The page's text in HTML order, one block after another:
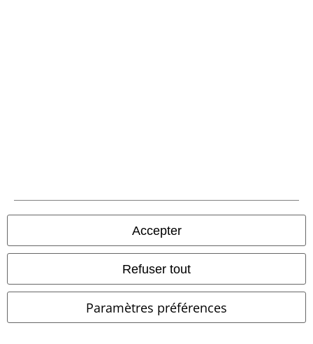
Accepter
Refuser tout
Paramètres préférences
PVC€ 59,99
Veste Sans Manches en Jean
Exclusivité
PVCÀ partir de€ 69,99
À partir de
Pete Gothicana by EMP Jean